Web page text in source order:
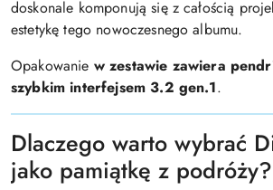
doskonale komponują się z całością
estetykę tego nowoczesnego albumu.
Opakowanie w zestawie zawiera
szybkim interfejsem 3.2 gen.1.
Dlaczego warto wybrać
jako pamiątkę z podróży?